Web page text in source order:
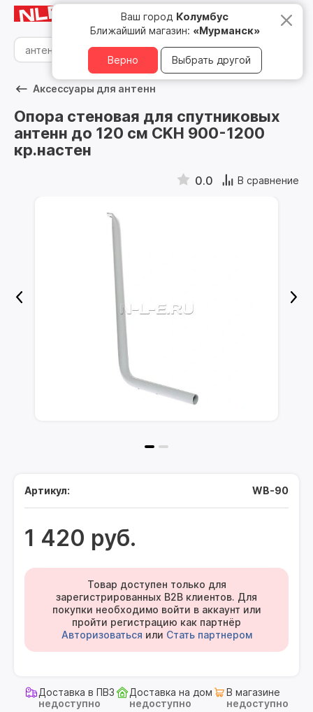
Мурманск
Ваш город Колумбус
Ближайший магазин: «Мурманск»
Верно Выбрать другой
8 800 500 05 15
Аксессуары для антенн
Опора стеновая для спутниковых
антенн до 120 см CKH 900-1200
кр.настен
0.0 В сравнение
Артикул: WB-90
1 420 руб.
Товар доступен только для
зарегистрированных B2B клиентов. Для
покупки необходимо войти в аккаунт или
пройти регистрацию как партнёр
Авторизоваться или Стать партнером
Доставка в ПВЗ
недоступно
Доставка на дом
недоступно
В магазине
недоступно